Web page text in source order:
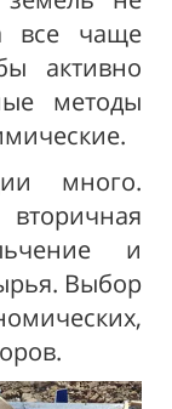
все чаще
активно
методы
много.
и
Выбор